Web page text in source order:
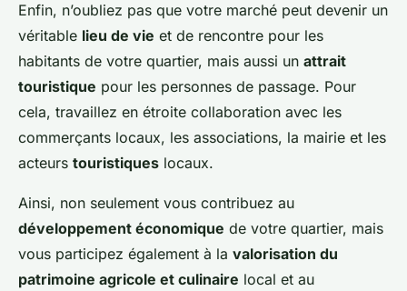
Enfin, n’oubliez pas que votre marché peut devenir un
véritable lieu de vie et de rencontre pour les
habitants de votre quartier, mais aussi un attrait
touristique pour les personnes de passage. Pour
cela, travaillez en étroite collaboration avec les
commerçants locaux, les associations, la mairie et les
acteurs touristiques locaux.
Ainsi, non seulement vous contribuez au
développement économique de votre quartier, mais
vous participez également à la valorisation du
patrimoine agricole et culinaire local et au